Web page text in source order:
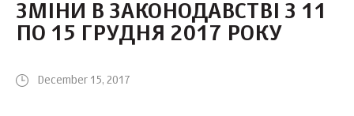
ЗМІНИ В ЗАКОНОДАВСТВІ З 11
ПО 15 ГРУДНЯ 2017 РОКУ
December 15, 2017